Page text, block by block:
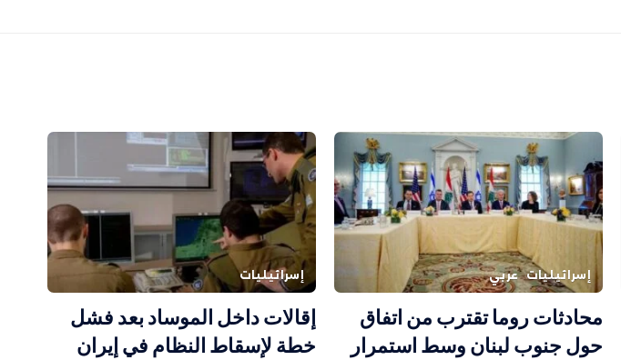
إسرائيليات عربي
محادثات روما تقترب من اتفاق
حول جنوب لبنان وسط استمرار
إسرائيليات
إقالات داخل الموساد بعد فشل
خطة لإسقاط النظام في إيران